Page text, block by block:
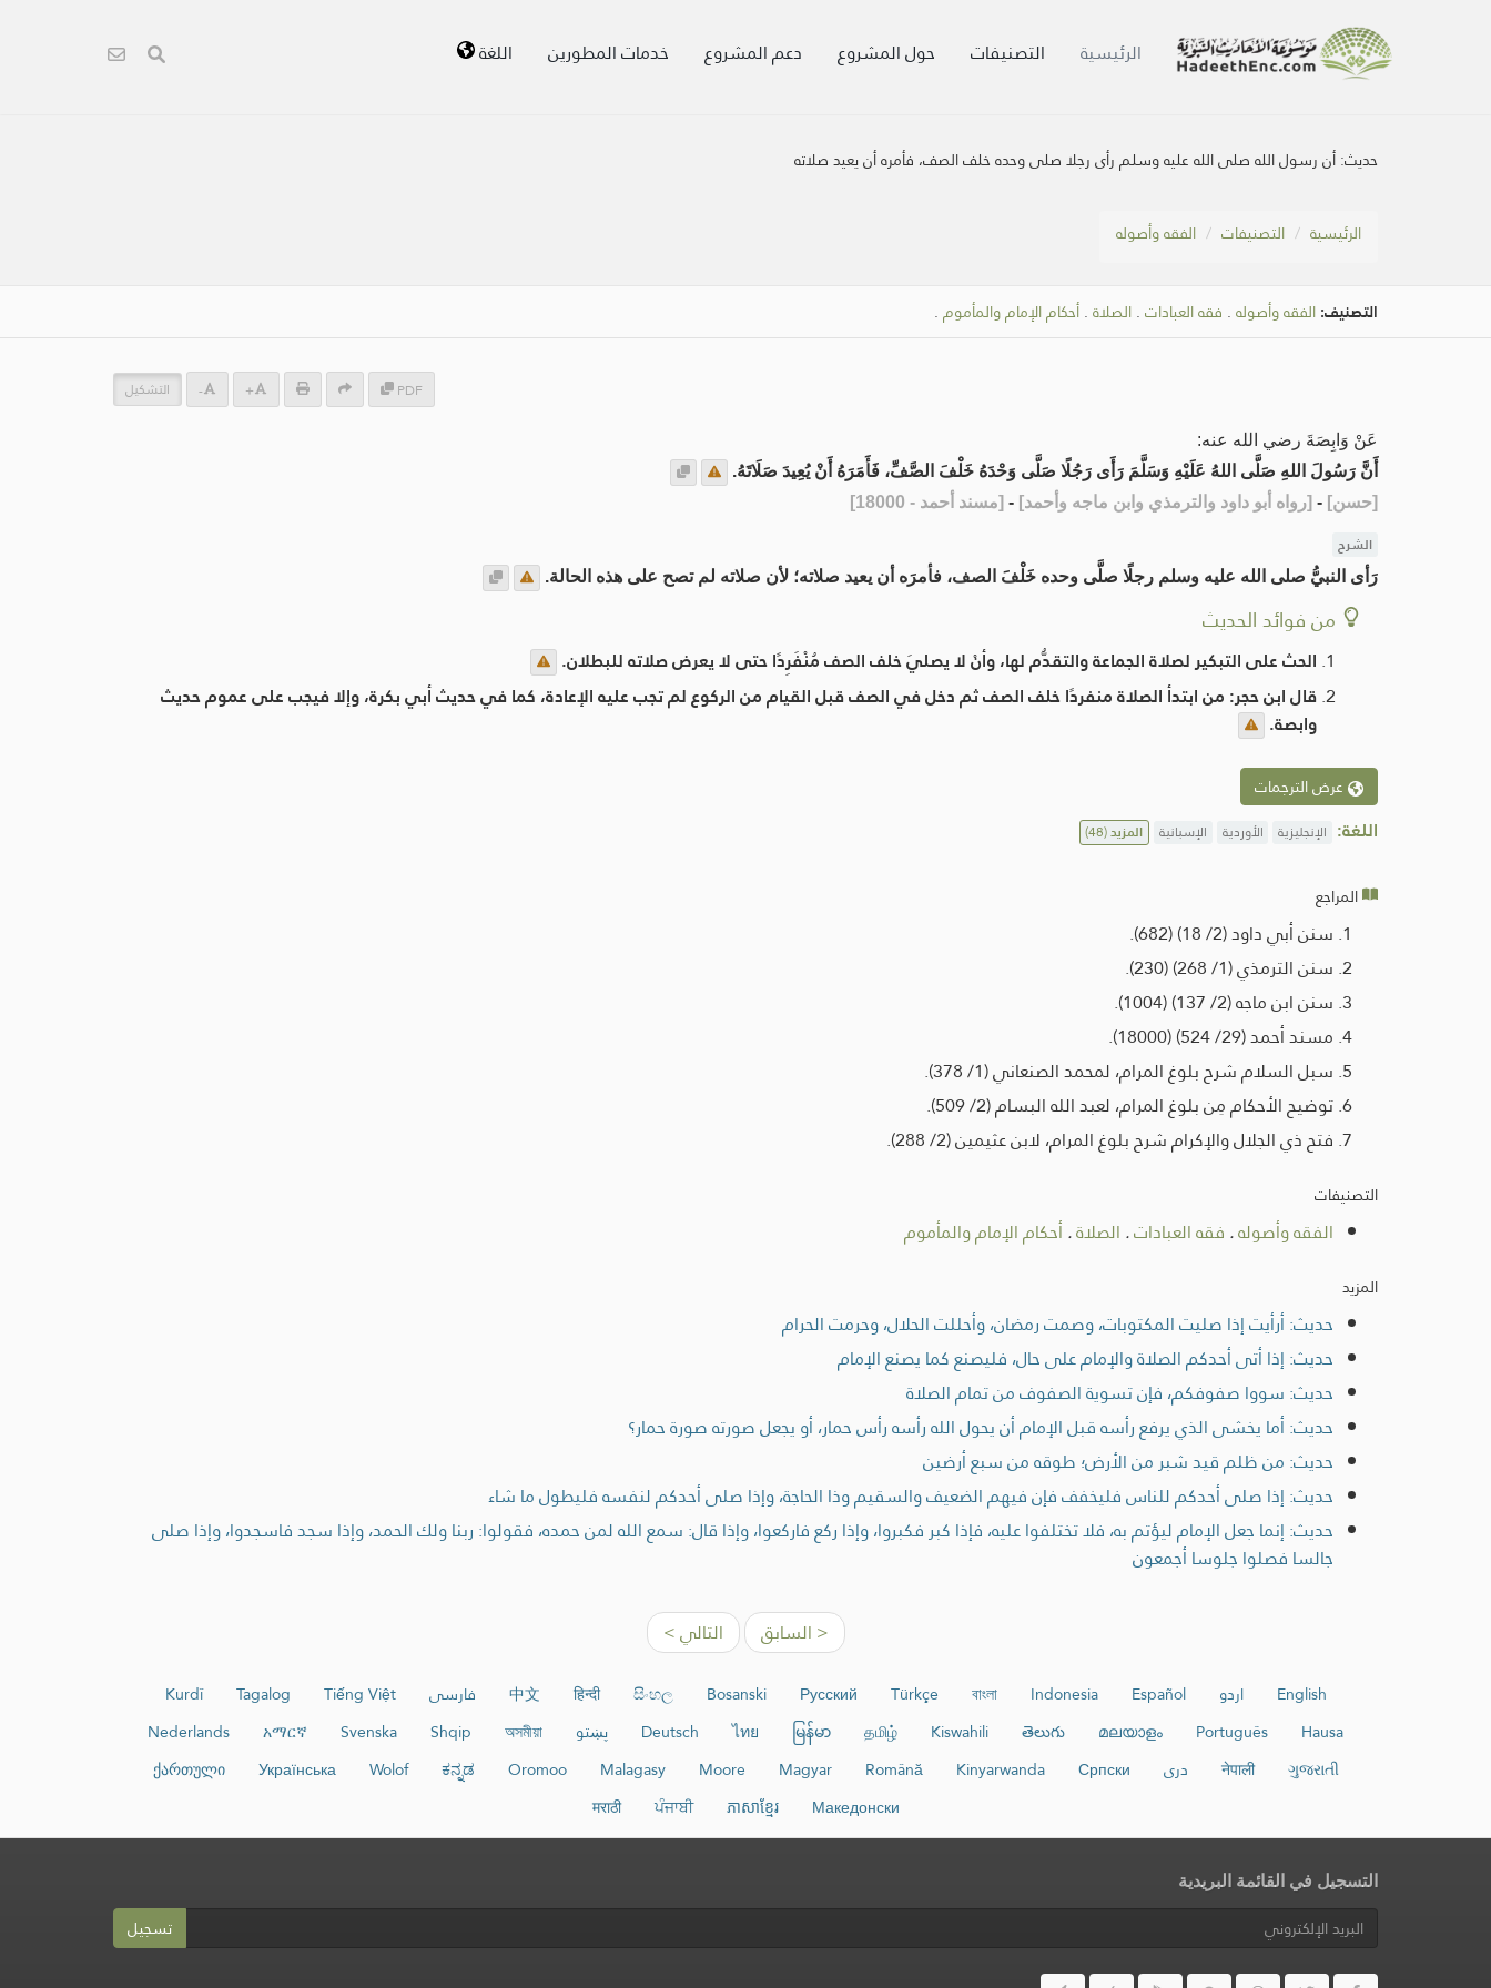
الرئيسية التصنيفات حول المشروع دعم المشروع خدمات المطورين اللغة
حديث:أن رسول الله صلى الله عليه وسلم رأى رجلا صلى وحده خلف الصف، فأمره أن يعيد صلاته
الرئيسية التصنيفات الفقه وأصوله
التصنيف: الفقه وأصوله . فقه العبادات . الصلاة . أحكام الإمام والمأموم .
PDF
+
- التشكيل
عَنْ وَابِصَةَ رضي الله عنه:
أَنَّ رَسُولَ اللهِ صَلَّى اللهُ عَلَيْهِ وَسَلَّمَ رَأَى رَجُلًا صَلَّى وَحْدَهُ خَلْفَ الصَّفِّ، فَأَمَرَهُ أَنْ يُعِيدَ صَلَاتَهُ.
[حسن]
-
[رواه أبو داود والترمذي وابن ماجه وأحمد]
-
[مسند أحمد - 18000 ]
الشرح
رَأى النبيُّ صلى الله عليه وسلم رجلًا صلَّى وحده خَلْفَ الصف، فأمرَه أن يعيد صلاته؛ لأن صلاته لم تصح على هذه الحالة.
من فوائد الحديث
الحث على التبكير لصلاة الجماعة والتقدُّم لها، وأنْ لا يصليَ خلف الصف مُنْفَرِدًا حتى لا يعرض صلاته للبطلان.
قال ابن حجر: من ابتدأ الصلاة منفردًا خلف الصف ثم دخل في الصف قبل القيام من الركوع لم تجب عليه الإعادة، كما في حديث أبي بكرة، وإلا فيجب على عموم حديث
وابصة.
عرض الترجمات
اللغة: الإنجليزية الأوردية الإسبانية المزيد(48)
المراجع
سنن أبي داود (2/ 18) (682).
سنن الترمذي (1/ 268) (230).
سنن ابن ماجه (2/ 137) (1004).
مسند أحمد (29/ 524) (18000).
سبل السلام شرح بلوغ المرام، لمحمد الصنعاني (1/ 378).
توضيح الأحكام مِن بلوغ المرام، لعبد الله البسام (2/ 509).
فتح ذي الجلال والإكرام شرح بلوغ المرام، لابن عثيمين (2/ 288).
التصنيفات
الفقه وأصوله. فقه العبادات. الصلاة. أحكام الإمام والمأموم
المزيد
حديث: أرأيت إذا صليت المكتوبات، وصمت رمضان، وأحللت الحلال، وحرمت الحرام
حديث: إذا أتى أحدكم الصلاة والإمام على حال، فليصنع كما يصنع الإمام
حديث: سووا صفوفكم، فإن تسوية الصفوف من تمام الصلاة
حديث: أما يخشى الذي يرفع رأسه قبل الإمام أن يحول الله رأسه رأس حمار، أو يجعل صورته صورة حمار؟
حديث: من ظلم قيد شبر من الأرض؛ طوقه من سبع أرضين
حديث: إذا صلى أحدكم للناس فليخفف فإن فيهم الضعيف والسقيم وذا الحاجة، وإذا صلى أحدكم لنفسه فليطول ما شاء
حديث: إنما جعل الإمام ليؤتم به، فلا تختلفوا عليه، فإذا كبر فكبروا، وإذا ركع فاركعوا، وإذا قال: سمع الله لمن حمده، فقولوا: ربنا ولك الحمد، وإذا سجد فاسجدوا، وإذا صلى
جالسا فصلوا جلوسا أجمعون
< السابق التالي >
English اردو Español
Indonesia
বাংলা
Türkçe
Русский
Bosanski
සිංහල
हिन्दी
中文 فارسی Tiếng Việt
Tagalog
Kurdî
Hausa
Português
മലയാളം
తెలుగు
Kiswahili
தமிழ்
မြန်မာ
ไทย
Deutsch پښتو অসমীয়া
Shqip
Svenska
አማርኛ
Nederlands
ગુજરાતી
नेपाली دری Српски
Kinyarwanda
Română
Magyar
Moore
Malagasy
Oromoo
ಕನ್ನಡ
Wolof
Українська
ქართული
Македонски
ភាសាខ្មែរ
ਪੰਜਾਬੀ
मराठी
التسجيل في القائمة البريدية
تسجيل